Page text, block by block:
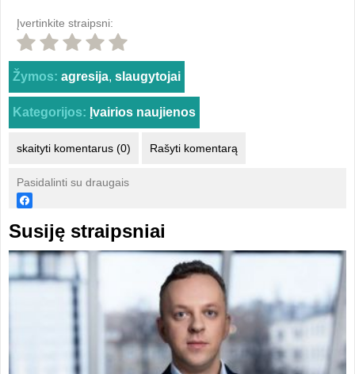
Įvertinkite straipsni:
Žymos: agresija, slaugytojai
Kategorijos: Įvairios naujienos
skaityti komentarus (0) Rašyti komentarą
Pasidalinti su draugais
Susiję straipsniai